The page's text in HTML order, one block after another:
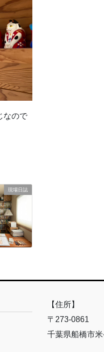
なので
現場日誌
【住所】
〒273-0861
千葉県船橋市